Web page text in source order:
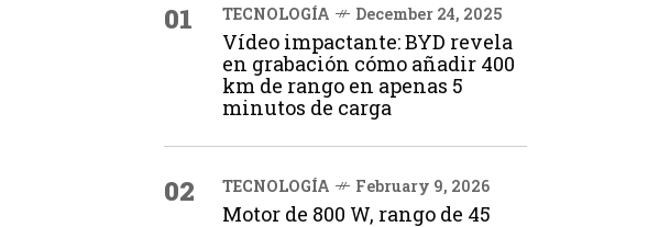
01 TECNOLOGÍA December 24, 2025
Vídeo impactante: BYD revela
en grabación cómo añadir 400
km de rango en apenas 5
minutos de carga
02 TECNOLOGÍA February 9, 2026
Motor de 800 W, rango de 45